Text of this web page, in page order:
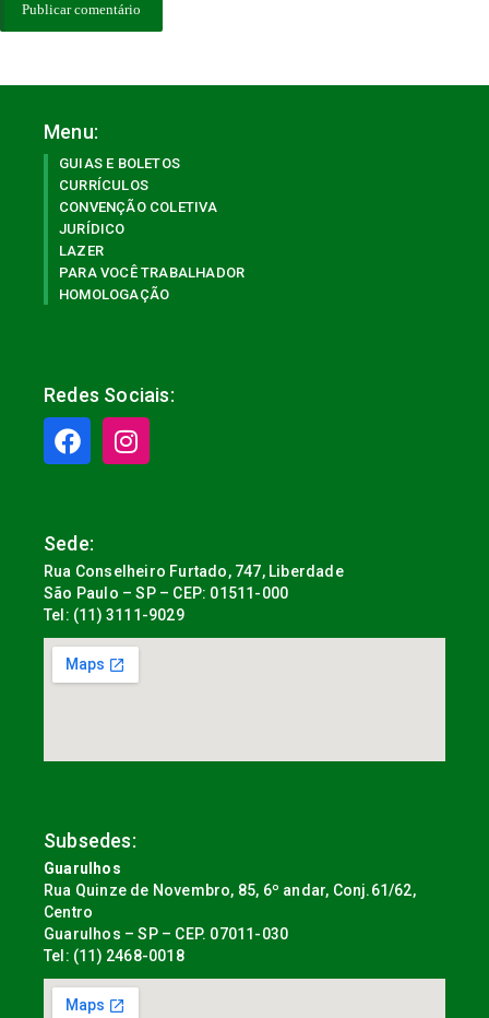
Menu:
GUIAS E BOLETOS
CURRÍCULOS
CONVENÇÃO COLETIVA
JURÍDICO
LAZER
PARA VOCÊ TRABALHADOR
HOMOLOGAÇÃO
Redes Sociais:
Sede:
Rua Conselheiro Furtado, 747, Liberdade
São Paulo – SP – CEP: 01511-000
Tel: (11) 3111-9029
Subsedes:
Guarulhos
Rua Quinze de Novembro, 85, 6º andar, Conj.61/62,
Centro
Guarulhos – SP – CEP. 07011-030
Tel: (11) 2468-0018